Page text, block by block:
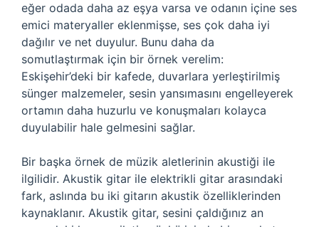
eğer odada daha az eşya varsa ve odanın içine ses
emici materyaller eklenmişse, ses çok daha iyi
dağılır ve net duyulur. Bunu daha da
somutlaştırmak için bir örnek verelim:
Eskişehir’deki bir kafede, duvarlara yerleştirilmiş
sünger malzemeler, sesin yansımasını engelleyerek
ortamın daha huzurlu ve konuşmaları kolayca
duyulabilir hale gelmesini sağlar.
Bir başka örnek de müzik aletlerinin akustiği ile
ilgilidir. Akustik gitar ile elektrikli gitar arasındaki
fark, aslında bu iki gitarın akustik özelliklerinden
kaynaklanır. Akustik gitar, sesini çaldığınız an